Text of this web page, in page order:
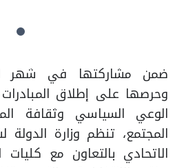
وحرصها على إطلاق
الوعي السياسي وثقافة
المجتمع، تنظم وزارة
الاتحادي بالتعاون مع كليات